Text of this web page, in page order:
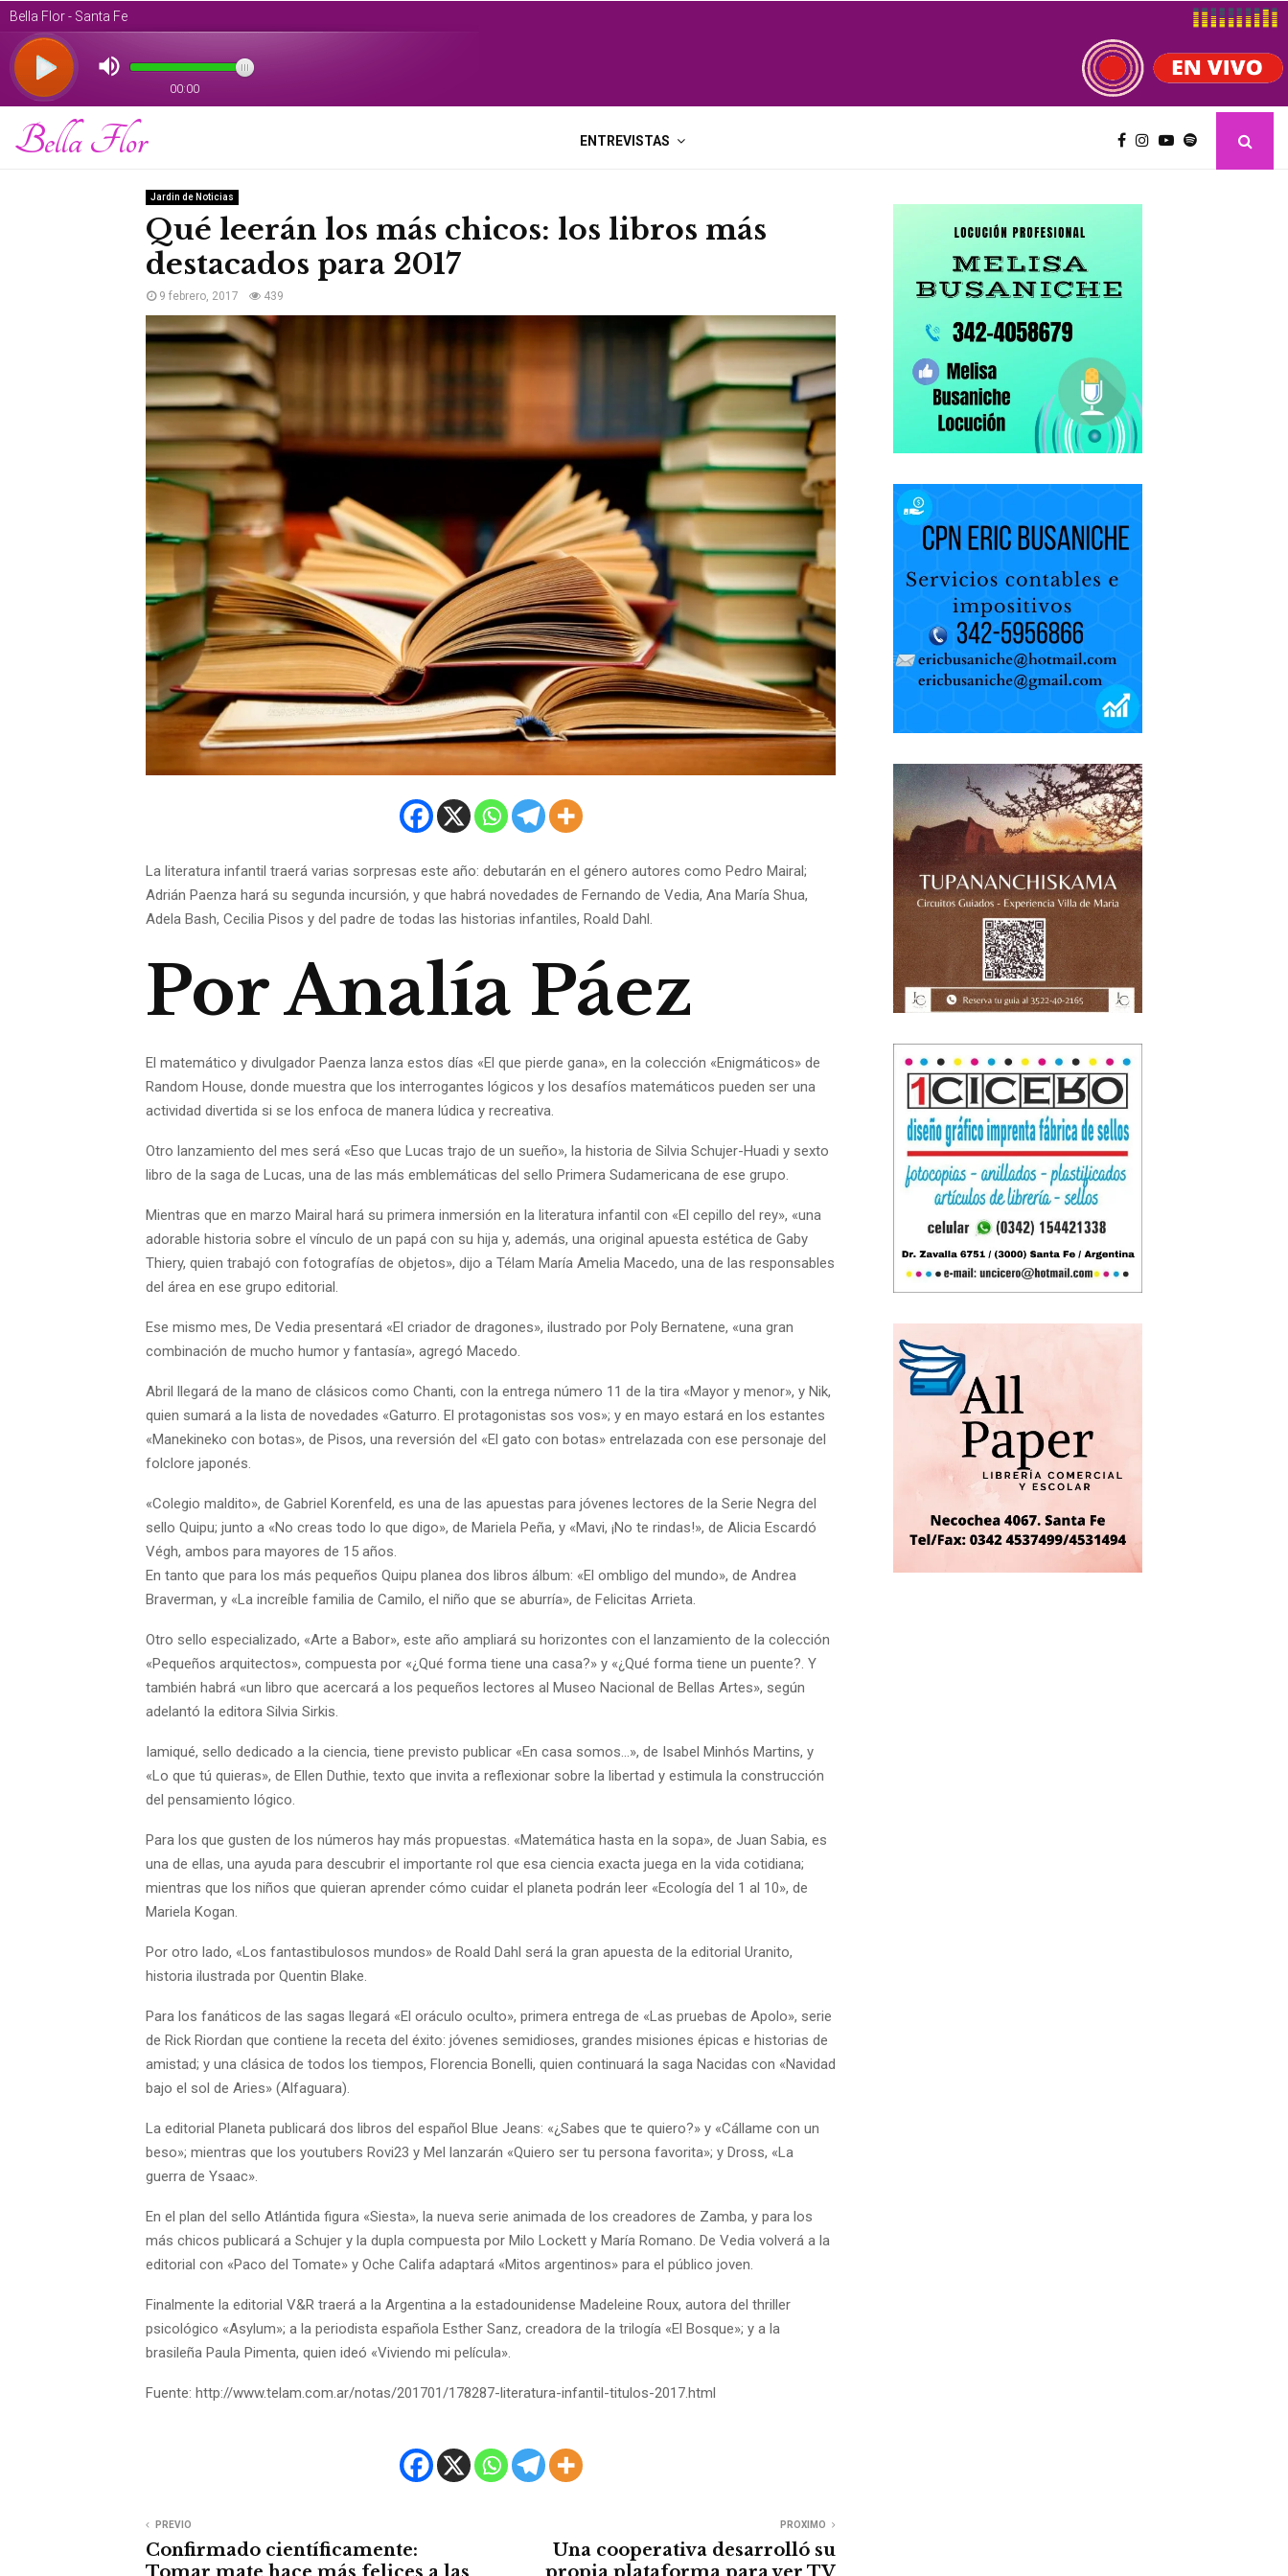
Bella Flor ENTREVISTAS
Jardin de Noticias
Qué leerán los más chicos: los libros más
destacados para 2017
9 febrero, 2017 439
La literatura infantil traerá varias sorpresas este año: debutarán en el género autores como Pedro Mairal;
Adrián Paenza hará su segunda incursión, y que habrá novedades de Fernando de Vedia, Ana María Shua,
Adela Bash, Cecilia Pisos y del padre de todas las historias infantiles, Roald Dahl.
Por Analía Páez
El matemático y divulgador Paenza lanza estos días «El que pierde gana», en la colección «Enigmáticos» de
Random House, donde muestra que los interrogantes lógicos y los desafíos matemáticos pueden ser una
actividad divertida si se los enfoca de manera lúdica y recreativa.
Otro lanzamiento del mes será «Eso que Lucas trajo de un sueño», la historia de Silvia Schujer-Huadi y sexto
libro de la saga de Lucas, una de las más emblemáticas del sello Primera Sudamericana de ese grupo.
Mientras que en marzo Mairal hará su primera inmersión en la literatura infantil con «El cepillo del rey», «una
adorable historia sobre el vínculo de un papá con su hija y, además, una original apuesta estética de Gaby
Thiery, quien trabajó con fotografías de objetos», dijo a Télam María Amelia Macedo, una de las responsables
del área en ese grupo editorial.
Ese mismo mes, De Vedia presentará «El criador de dragones», ilustrado por Poly Bernatene, «una gran
combinación de mucho humor y fantasía», agregó Macedo.
Abril llegará de la mano de clásicos como Chanti, con la entrega número 11 de la tira «Mayor y menor», y Nik,
quien sumará a la lista de novedades «Gaturro. El protagonistas sos vos»; y en mayo estará en los estantes
«Manekineko con botas», de Pisos, una reversión del «El gato con botas» entrelazada con ese personaje del
folclore japonés.
«Colegio maldito», de Gabriel Korenfeld, es una de las apuestas para jóvenes lectores de la Serie Negra del
sello Quipu; junto a «No creas todo lo que digo», de Mariela Peña, y «Mavi, ¡No te rindas!», de Alicia Escardó
Végh, ambos para mayores de 15 años.
En tanto que para los más pequeños Quipu planea dos libros álbum: «El ombligo del mundo», de Andrea
Braverman, y «La increíble familia de Camilo, el niño que se aburría», de Felicitas Arrieta.
Otro sello especializado, «Arte a Babor», este año ampliará su horizontes con el lanzamiento de la colección
«Pequeños arquitectos», compuesta por «¿Qué forma tiene una casa?» y «¿Qué forma tiene un puente?. Y
también habrá «un libro que acercará a los pequeños lectores al Museo Nacional de Bellas Artes», según
adelantó la editora Silvia Sirkis.
Iamiqué, sello dedicado a la ciencia, tiene previsto publicar «En casa somos…», de Isabel Minhós Martins, y
«Lo que tú quieras», de Ellen Duthie, texto que invita a reflexionar sobre la libertad y estimula la construcción
del pensamiento lógico.
Para los que gusten de los números hay más propuestas. «Matemática hasta en la sopa», de Juan Sabia, es
una de ellas, una ayuda para descubrir el importante rol que esa ciencia exacta juega en la vida cotidiana;
mientras que los niños que quieran aprender cómo cuidar el planeta podrán leer «Ecología del 1 al 10», de
Mariela Kogan.
Por otro lado, «Los fantastibulosos mundos» de Roald Dahl será la gran apuesta de la editorial Uranito,
historia ilustrada por Quentin Blake.
Para los fanáticos de las sagas llegará «El oráculo oculto», primera entrega de «Las pruebas de Apolo», serie
de Rick Riordan que contiene la receta del éxito: jóvenes semidioses, grandes misiones épicas e historias de
amistad; y una clásica de todos los tiempos, Florencia Bonelli, quien continuará la saga Nacidas con «Navidad
bajo el sol de Aries» (Alfaguara).
La editorial Planeta publicará dos libros del español Blue Jeans: «¿Sabes que te quiero?» y «Cállame con un
beso»; mientras que los youtubers Rovi23 y Mel lanzarán «Quiero ser tu persona favorita»; y Dross, «La
guerra de Ysaac».
En el plan del sello Atlántida figura «Siesta», la nueva serie animada de los creadores de Zamba, y para los
más chicos publicará a Schujer y la dupla compuesta por Milo Lockett y María Romano. De Vedia volverá a la
editorial con «Paco del Tomate» y Oche Califa adaptará «Mitos argentinos» para el público joven.
Finalmente la editorial V&R traerá a la Argentina a la estadounidense Madeleine Roux, autora del thriller
psicológico «Asylum»; a la periodista española Esther Sanz, creadora de la trilogía «El Bosque»; y a la
brasileña Paula Pimenta, quien ideó «Viviendo mi película».
Fuente: http://www.telam.com.ar/notas/201701/178287-literatura-infantil-titulos-2017.html
PREVIO
Confirmado científicamente:
PROXIMO
Una cooperativa desarrolló su